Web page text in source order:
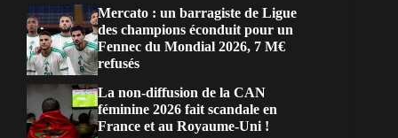
Mercato : un barragiste de Ligue
des champions éconduit pour un
Fennec du Mondial 2026, 7 M€
refusés
La non-diffusion de la CAN
féminine 2026 fait scandale en
France et au Royaume-Uni !